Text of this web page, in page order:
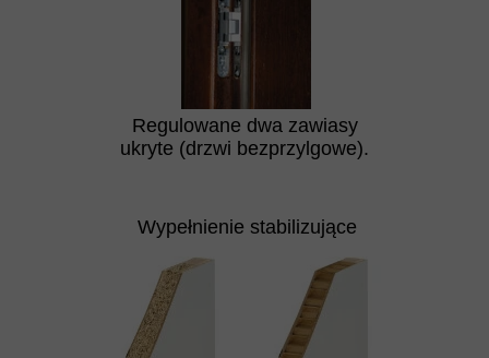
Wypełnienie stabilizujące
Regulowane dwa zawiasy
ukryte (drzwi bezprzylgowe).